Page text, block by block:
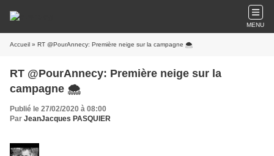
MENU
Accueil » RT @PourAnnecy: Première neige sur la campagne 🌨
RT @PourAnnecy: Première neige sur la
campagne 🌨
Publié le 27/02/2020 à 08:00
Par JeanJacques PASQUIER